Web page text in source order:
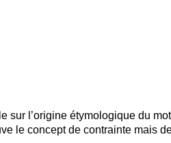
l’origine étymologique du
le concept de contrainte mais